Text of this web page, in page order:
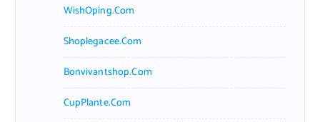
WishOping.com
Shoplegacee.com
Bonvivantshop.com
CupPlante.com